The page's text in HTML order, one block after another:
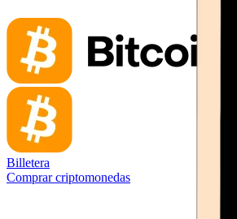
Billetera
Comprar criptomonedas